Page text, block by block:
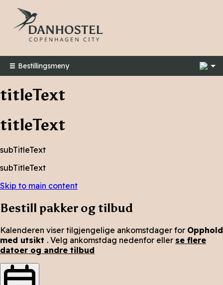
Bestillingsmeny
titleText
titleText
subTitleText
subTitleText
Skip to main content
Bestill pakker og tilbud
Kalenderen viser tilgjengelige ankomstdager for Opphold
med utsikt . Velg ankomstdag nedenfor eller se flere
datoer og andre tilbud